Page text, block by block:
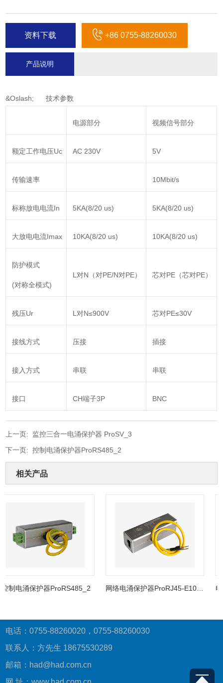
资料下载 +86 0755-88260030
产品说明
&Oslash; 技术参数
电源部分 视频信号部分
额定工作电压Uc AC 230V 5V
传输速率 10Mbit/s
标称放电电流In 5KA(8/20 us) 5KA(8/20 us)
大放电电流Imax 10KA(8/20 us) 10KA(8/20 us)
防护模式
(对称全模式)
L对N（对PE/N对PE） 芯对PE（芯对PE）
残压Ur L对N≤900V 芯对PE≤30V
接线方式 压接 插接
接入方式 串联 串联
接口 CH端子3P BNC
上一页: 监控三合一电涌保护器 ProSV_3
下一页:控制电涌保护器ProRS485_2
相关产品
制电涌保护器ProRS485_2 网络电涌保护器ProRJ45-E100_4 电
电话：0755-88260020，0755-88260030
联系人：方先生 18675530289
邮箱：had@had.com.cn